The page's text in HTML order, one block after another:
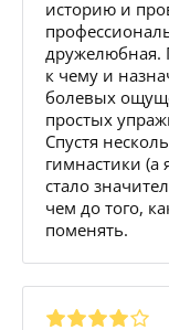
историю и
дружелюбная.
к чему и
болевых
простых
Спустя
гимнастики (а
стало
чем до того,
поменять.